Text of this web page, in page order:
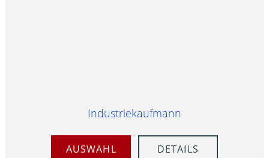
Industriekaufmann
AUSWAHL DETAILS